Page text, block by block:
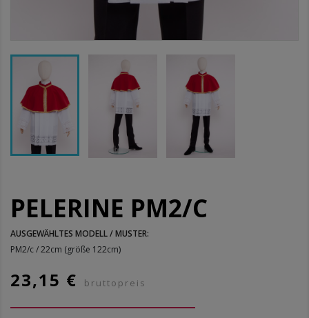
PELERINE PM2/C
AUSGEWÄHLTES MODELL / MUSTER:
PM2/c / 22cm (größe 122cm)
23,15 € bruttopreis